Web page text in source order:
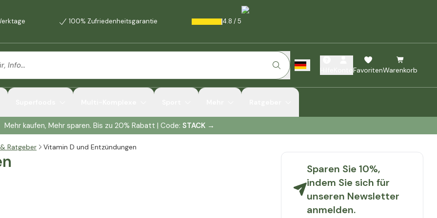
100% Zufriedenheitsgarantie 4.8 /5
FavoritenWarenkorb
Mehr kaufen, Mehr sparen. Bis zu 20% Rabatt | Code: STACK →
Ratgeber Vitamin D und Entzündungen
Sparen Sie 10%,
indem Sie sich für
unseren Newsletter
anmelden.